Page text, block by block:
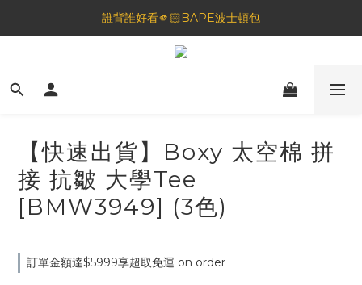
🦟蚊蟲都逃不過！可折疊伸縮電拍⚡️
誰背誰好看🫵🏻BAPE波士頓包
一夜好眠🌙 無印良品 晚安噴霧💤
【快速出貨】Boxy 太空棉 拼
接 抗皺 大學Tee
[BMW3949] (3色)
訂單金額達$5999享超取免運 on order